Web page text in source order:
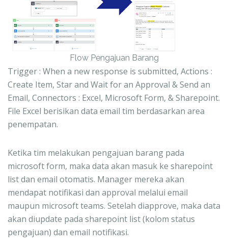
Flow Pengajuan Barang
Trigger : When a new response is submitted, Actions :
Create Item, Star and Wait for an Approval & Send an
Email, Connectors : Excel, Microsoft Form, & Sharepoint.
File Excel berisikan data email tim berdasarkan area
penempatan.
Ketika tim melakukan pengajuan barang pada
microsoft form, maka data akan masuk ke sharepoint
list dan email otomatis. Manager mereka akan
mendapat notifikasi dan approval melalui email
maupun microsoft teams. Setelah diapprove, maka data
akan diupdate pada sharepoint list (kolom status
pengajuan) dan email notifikasi.